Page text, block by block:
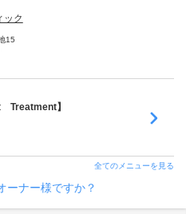
ック
15
Treatment】
全てのメニューを見る
ーナー様ですか？